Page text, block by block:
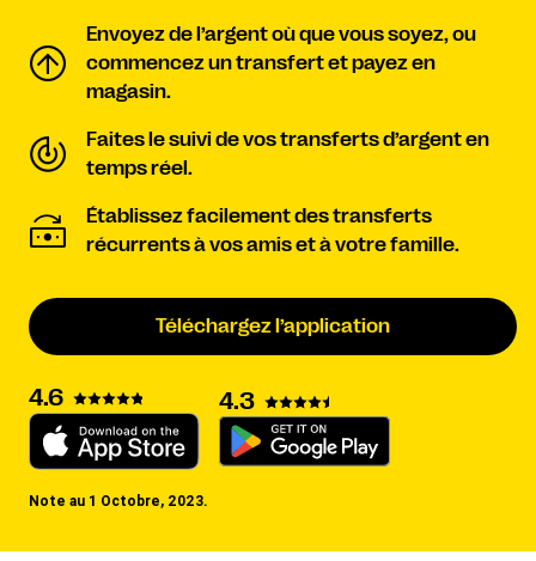
Envoyez de l’argent où que vous soyez, ou
commencez un transfert et payez en
magasin.
Faites le suivi de vos transferts d’argent en
temps réel.
Établissez facilement des transferts
récurrents à vos amis et à votre famille.
Téléchargez l’application
4.6 4.3
Note au 1 Octobre, 2023.